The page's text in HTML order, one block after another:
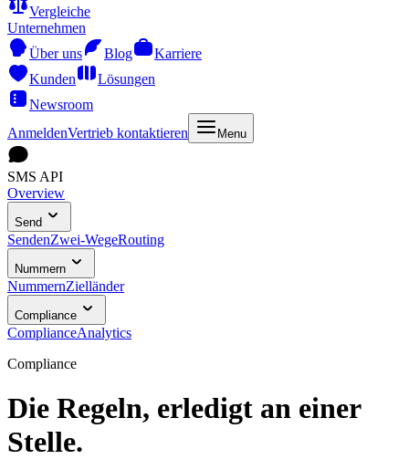
Vergleiche
Unternehmen
Über uns
Blog
Karriere
Kunden
Lösungen
Newsroom
AnmeldenVertrieb kontaktieren Menu
SMS API
Overview
Send
SendenZwei-WegeRouting
Nummern
NummernZielländer
Compliance
ComplianceAnalytics
Compliance
Die Regeln, erledigt an einer
Stelle.